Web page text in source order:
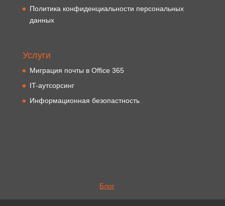
Политика конфиденциальности персональных
данных
Услуги
Миграция почты в Office 365
IT-аутсорсинг
Информационная безопастность
Блог